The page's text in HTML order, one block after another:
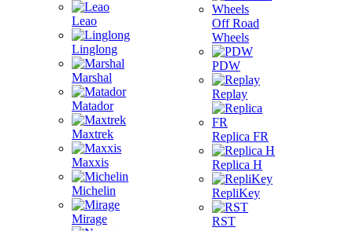
Leao
Linglong
Marshal
Matador
Maxtrek
Maxxis
Michelin
Mirage
Off Road
Wheels
PDW
Replay
Replica FR
Replica H
RepliKey
RST